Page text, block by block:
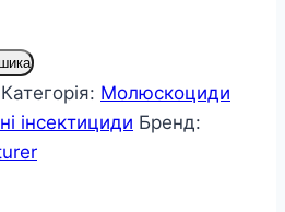
Категорія: Молюскоциди
інсектициди Бренд: